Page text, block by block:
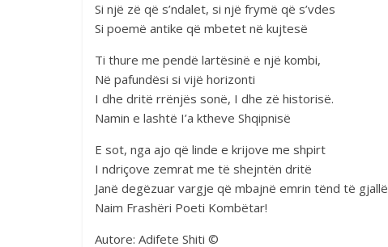
Si një zë që s’ndalet, si një frymë që s’vdes
Si poemë antike që mbetet në kujtesë
Ti thure me pendë lartësinë e një kombi,
Në pafundësi si vijë horizonti
I dhe dritë rrënjës sonë, I dhe zë historisë.
Namin e lashtë I’a ktheve Shqipnisë
E sot, nga ajo që linde e krijove me shpirt
I ndriçove zemrat me të shejntën dritë
Janë degëzuar vargje që mbajnë emrin tënd të gjallë
Naim Frashëri Poeti Kombëtar!
Autore: Adifete Shiti ©